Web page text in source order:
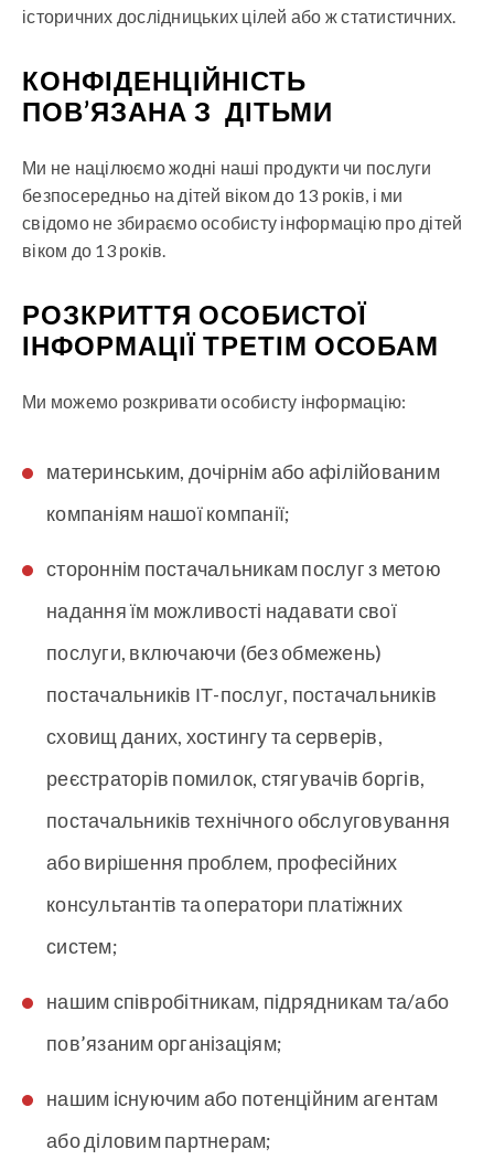
історичних дослідницьких цілей або ж статистичних.
КОНФІДЕНЦІЙНІСТЬ
ПОВ’ЯЗАНА З ДІТЬМИ
Ми не націлюємо жодні наші продукти чи послуги
безпосередньо на дітей віком до 13 років, і ми
свідомо не збираємо особисту інформацію про дітей
віком до 13 років.
РОЗКРИТТЯ ОСОБИСТОЇ
ІНФОРМАЦІЇ ТРЕТІМ ОСОБАМ
Ми можемо розкривати особисту інформацію:
материнським, дочірнім або афілійованим
компаніям нашої компанії;
стороннім постачальникам послуг з метою
надання їм можливості надавати свої
послуги, включаючи (без обмежень)
постачальників ІТ-послуг, постачальників
сховищ даних, хостингу та серверів,
реєстраторів помилок, стягувачів боргів,
постачальників технічного обслуговування
або вирішення проблем, професійних
консультантів та оператори платіжних
систем;
нашим співробітникам, підрядникам та/або
пов’язаним організаціям;
нашим існуючим або потенційним агентам
або діловим партнерам;